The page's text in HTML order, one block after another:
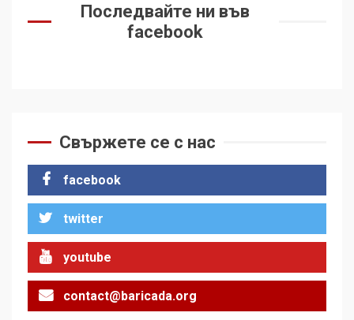
Последвайте ни във
facebook
Свържете се с нас
facebook
twitter
youtube
contact@baricada.org